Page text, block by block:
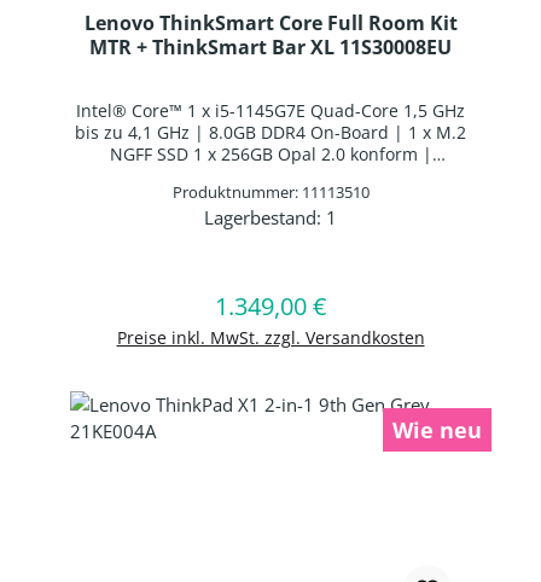
Lenovo ThinkSmart Core Full Room Kit
MTR + ThinkSmart Bar XL 11S30008EU
Intel® Core™ 1 x i5-1145G7E Quad-Core 1,5 GHz
bis zu 4,1 GHz | 8.0GB DDR4 On-Board | 1 x M.2
NGFF SSD 1 x 256GB Opal 2.0 konform |
Touch | Intel® Iris® Xe Graphics | Webcam |
WLAN: Intel Wi-Fi AX201 WLAN/Bluetooth Combo
Produktnummer: 11113510
Lagerbestand: 1
Regulärer Preis:
1.349,00 €
Preise inkl. MwSt. zzgl. Versandkosten
Produkt Anzahl: Gib den
In den Warenkorb
Wie neu